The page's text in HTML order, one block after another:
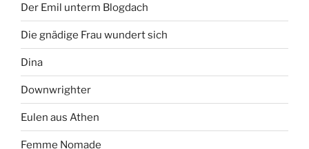
Der Emil unterm Blogdach
Die gnädige Frau wundert sich
Dina
Downwrighter
Eulen aus Athen
Femme Nomade